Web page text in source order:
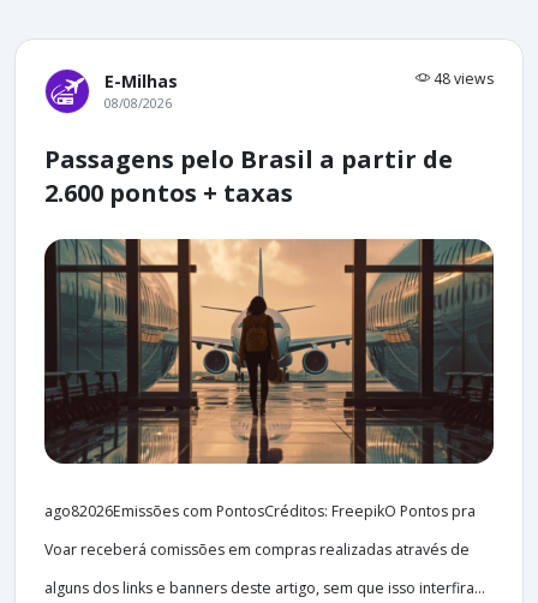
E-Milhas 48 views
08/08/2026
Passagens pelo Brasil a partir de
2.600 pontos + taxas
ago82026Emissões com PontosCréditos: FreepikO Pontos pra
Voar receberá comissões em compras realizadas através de
alguns dos links e banners deste artigo, sem que isso interfira...